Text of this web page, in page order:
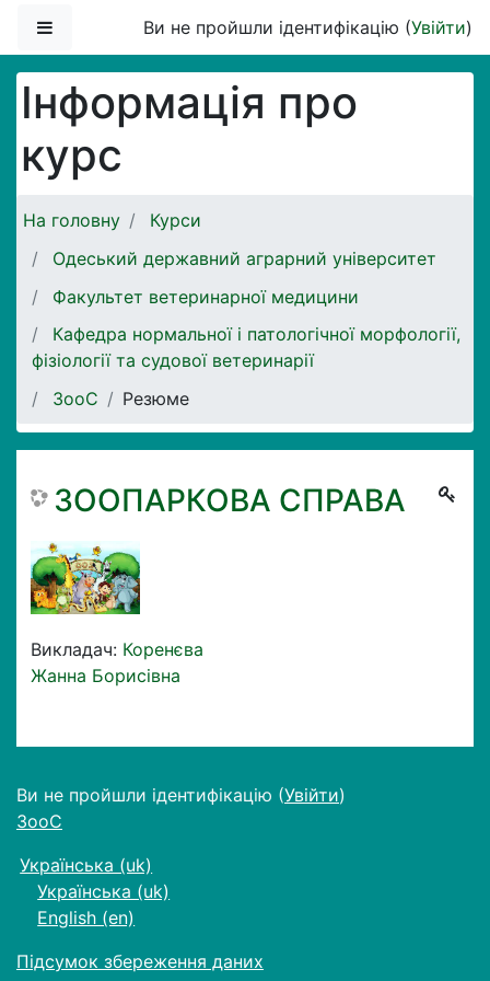
Бокова панельВи не пройшли ідентифікацію (Увійти)
Інформація про
курс
На головну
Курси
Одеський державний аграрний університет
Факультет ветеринарної медицини
Кафедра нормальної і патологічної морфології,
фізіології та судової ветеринарії
ЗооС
Резюме
ЗООПАРКОВА СПРАВА
Викладач: Коренєва
Жанна Борисівна
Ви не пройшли ідентифікацію (Увійти)
ЗооС
Українська ‎(uk)‎
Українська ‎(uk)‎
English ‎(en)‎
Підсумок збереження даних